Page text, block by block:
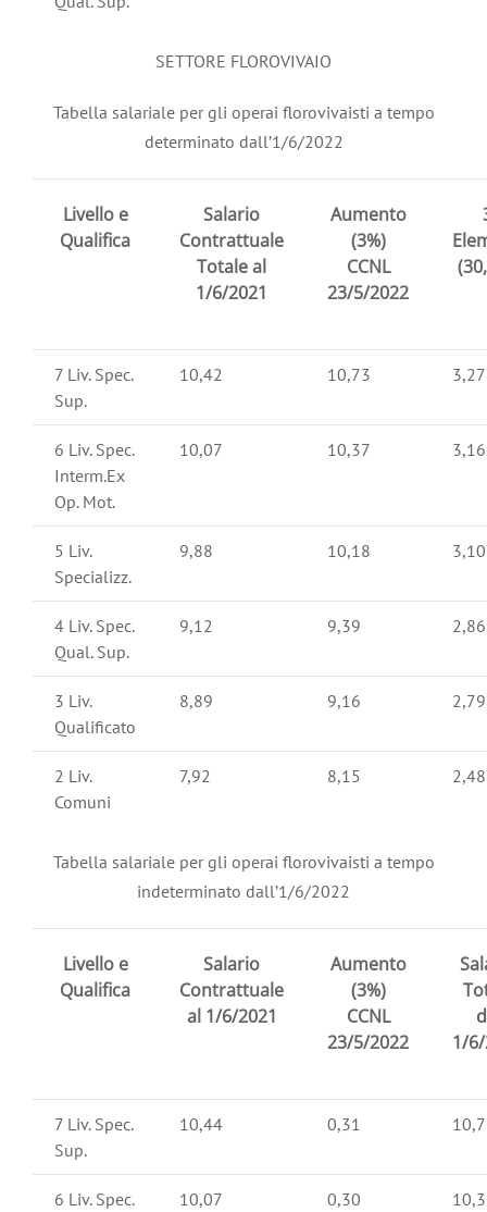
SETTORE FLOROVIVAIO
Tabella salariale per gli operai florovivaisti a tempo
determinato dall’1/6/2022
Livello e
Qualifica
Salario
Contrattuale
Totale al
1/6/2021
Aumento
(3%)
CCNL
23/5/2022
7 Liv. Spec.
Sup.
10,42 10,73 3,27
6 Liv. Spec.
Interm.Ex
Op. Mot.
10,07 10,37 3,16
5 Liv.
Specializz.
9,88 10,18 3,10
4 Liv. Spec.
Qual. Sup.
9,12 9,39 2,86
3 Liv.
Qualificato
8,89 9,16 2,79
2 Liv.
Comuni
7,92 8,15 2,48
Tabella salariale per gli operai florovivaisti a tempo
indeterminato dall’1/6/2022
Livello e
Qualifica
Salario
Contrattuale
al 1/6/2021
Aumento
(3%)
CCNL
23/5/2022
1/
7 Liv. Spec.
Sup.
10,44 0,31
6 Liv. Spec.
10,07 0,30